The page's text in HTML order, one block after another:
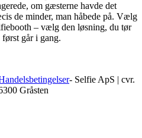
om gæsterne havde det
de minder, man håbede på. Vælg
– vælg den løsning, du tør
går i gang.
- Selfie ApS | cvr.
Gråsten